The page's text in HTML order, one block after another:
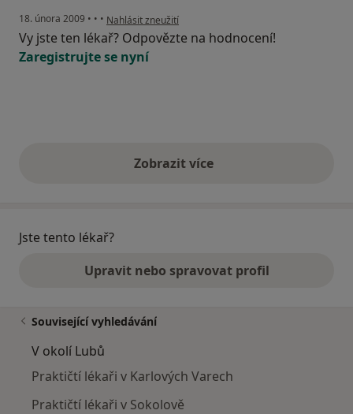
18. února 2009 • • • podle názoru uživatele Střítecký Karel
Nahlásit zneužití
Vy jste ten lékař? Odpovězte na hodnocení!
Zaregistrujte se nyní
Zobrazit vícevýše uvedené názory
Jste tento lékař?
Upravit nebo spravovat profil
Související vyhledávání
V okolí Lubů
Praktičtí lékaři v Karlových Varech
Praktičtí lékaři v Sokolově